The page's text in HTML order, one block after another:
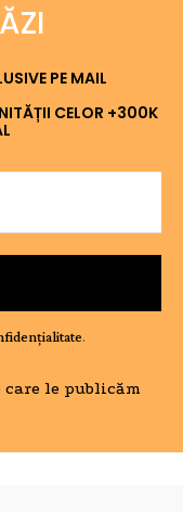
PE MAIL
CELOR +300K
.
le publicăm